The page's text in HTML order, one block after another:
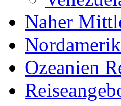
Naher
Ozeanien